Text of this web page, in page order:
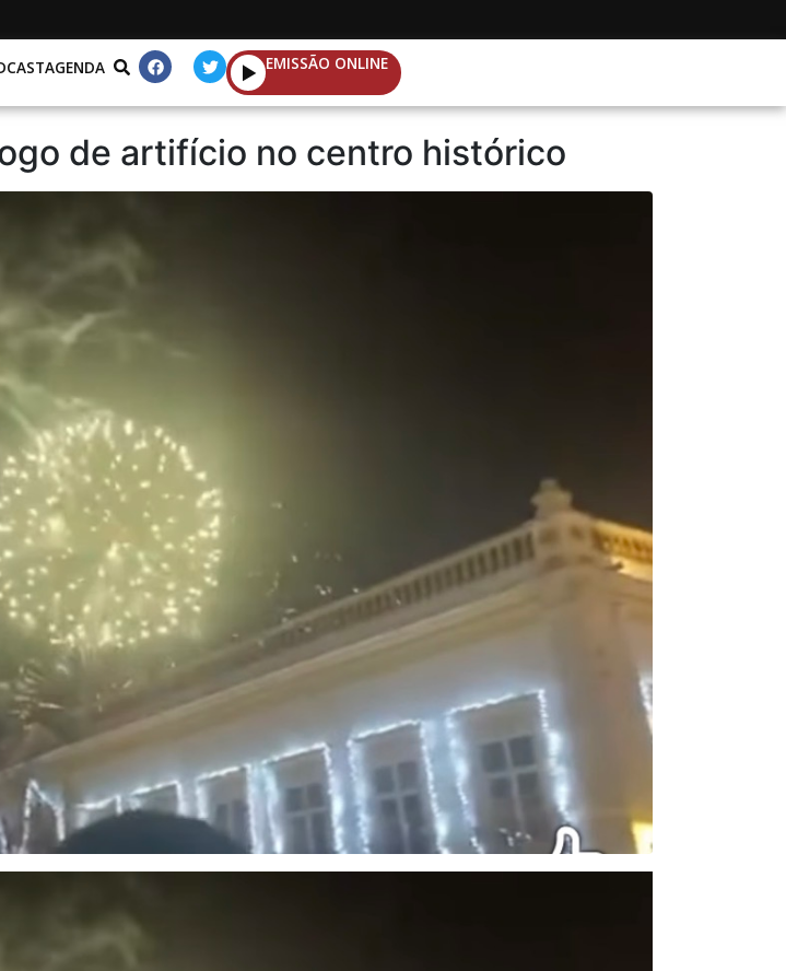
AGENDA EMISSÃO ONLINE
de artifício no centro histórico